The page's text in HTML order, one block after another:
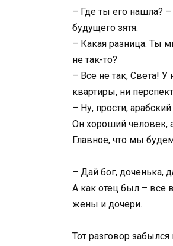
– Где ты его нашла? –
будущего зятя.
– Какая разница. Ты
не так-то?
– Все не так, Света!
квартиры, ни
– Ну, прости,
Он хороший человек,
Главное, что мы
– Дай бог, доченька,
А как отец был – все
жены и дочери.
Тот разговор